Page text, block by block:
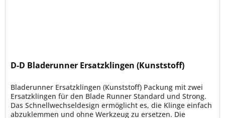
D-D Bladerunner Ersatzklingen (Kunststoff)
Bladerunner Ersatzklingen (Kunststoff) Packung mit zwei
Ersatzklingen für den Blade Runner Standard und Strong.
Das Schnellwechseldesign ermöglicht es, die Klinge einfach
abzuklemmen und ohne Werkzeug zu ersetzen. Die